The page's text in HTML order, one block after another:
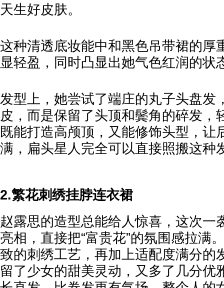
天生好皮肤。
这种清透底妆能中和黑色吊带裙的厚
显轻盈，同时凸显出她气色红润的状
发型上，她尝试了端庄的丸子头盘发
皮，而是保留了头顶和鬓角的碎发，
既能打造高颅顶，又能修饰头型，让
满，扁头星人完全可以直接照搬这种
2.繁花刺绣挂脖连衣裙
赵露思的造型总能给人惊喜，这次一
亮相，直接把“富贵花”的氛围感拉满
致的刺绣工艺，再加上适配度满分的
留了少女的甜美灵动，又多了几分优